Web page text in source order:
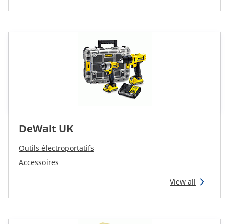
DeWalt UK
Outils électroportatifs
Accessoires
View all